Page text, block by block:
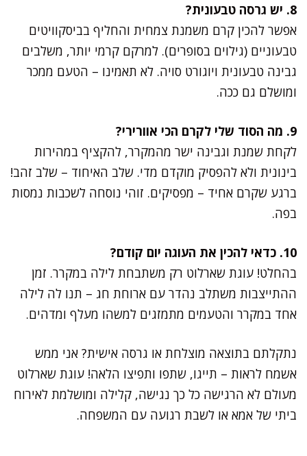
8. יש גרסה טבעונית?
אפשר להכין קרם משמנת צמחית והחליף בביסקוויטים
טבעוניים (גילוים בסופרים). למרקם קרמי יותר, משלבים
גבינה טבעונית ויוגורט סויה. לא תאמינו – הטעם ממכר
ומושלם גם ככה.
9. מה הסוד שלי לקרם הכי אוורירי?
לקחת שמנת וגבינה ישר מהמקרר, להקציף במהירות
בינונית ולא להפסיק מוקדם מדי. שלב האיחוד – שלב זהב!
ברגע שקרם אחיד – מפסיקים. זוהי נוסחה לשכבות נמסות
בפה.
10. כדאי להכין את העוגה יום קודם?
בהחלט! עוגת שארלוט רק משתבחת לילה במקרר. זמן
ההתייצבות משתלב נהדר עם ארוחת חג – תנו לה לילה
אחד במקרר והטעמים מתמזגים למשהו מעלף ומדהים.
נתקלתם בתוצאה מוצלחת או גרסה אישית? אני ממש
אשמח לראות – תייגו, שתפו ותפיצו הלאה! עוגת שארלוט
מעולם לא הרגישה כל כך נגישה, קלילה ומושלמת לאירוח
ביתי של אמא או לשבת רגועה עם המשפחה.